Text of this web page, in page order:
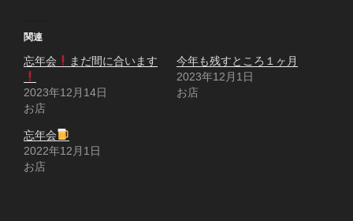
関連
忘年会 まだ間に合います
2023年12月14日
お店
今年も残すところ１ヶ月
2023年12月1日
お店
忘年会
2022年12月1日
お店